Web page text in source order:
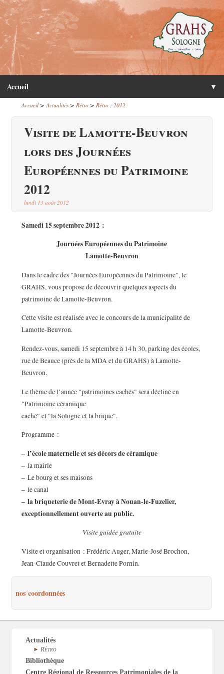
Accueil ▼
Accueil> Actualités> Rétro> Rétro : 2012
Visite de Lamotte-Beuvron
lors des Journées
Européennes du Patrimoine
2012
lundi 13 août 2012
Samedi 15 septembre 2012 :
Journées Européennes du Patrimoine
Lamotte-Beuvron
Dans le cadre des "Journées Européennes du Patrimoine", le
GRAHS, vous propose de découvrir quelques aspects du
patrimoine de Lamotte-Beuvron.
Cette visite est réalisée avec le concours de la municipalité de
Lamotte-Beuvron.
Rendez-vous, samedi 15 septembre à 14 h 30, parking des écoles,
rue de Beauce (près de la MDA et du GRAHS) à Lamotte-
Beuvron.
Le thème de l’année "patrimoines cachés" sera décliné en
"Patrimoine céramique
caché" et "la Sologne et la brique".
Programme :
– l’école maternelle et ses décors de céramique
–la mairie
–Le bourg et ses maisons
–le canal
– la briqueterie de Mont-Evray à Nouan-le-Fuzelier,
exceptionnellement ouverte au public.
Visite guidée gratuite
Visite et organisation : Frédéric Auger, Marie-José Brochon,
Jean-Claude Couvret et Bernadette Pornin.
nos coordonnées
Actualités
Rétro
Bibliothèque
Centre Régional de Ressources Patrimoniales de la